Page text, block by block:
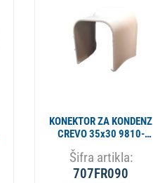
KONEKTOR ZA KONDENZ
CREVO 35x30 9810-
Šifra artikla:
707FR090